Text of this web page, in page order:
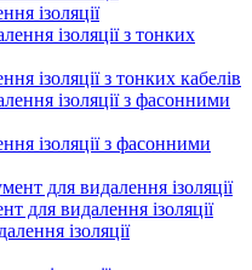
ізоляції
ізоляції з тонких кабелів
ізоляції з фасонними
для видалення ізоляції